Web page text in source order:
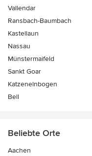
Vallendar
Ransbach-Baumbach
Kastellaun
Nassau
Münstermaifeld
Sankt Goar
Katzenelnbogen
Bell
Beliebte Orte
Aachen